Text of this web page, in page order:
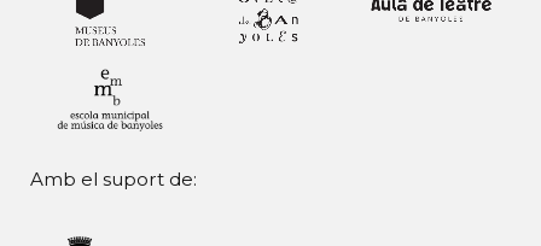
Amb el suport de: